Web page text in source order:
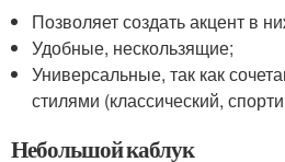
Позволяет создать акцент в
Удобные, нескользящие;
Универсальные, так как
стилями (классический,
Небольшой каблук